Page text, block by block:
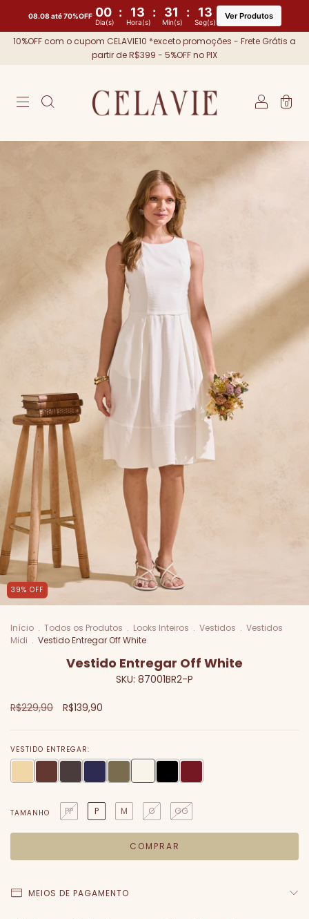
08.08 até 70%OFF 00 : 13 : 31 : 12
Dia(s) Hora(s) Min(s) Seg(s)
Ver Produtos
10%OFF com o cupom CELAVIE10 *exceto promoções - Frete Grátis a
partir de R$399 - 5%OFF no PIX
0
39% OFF
Início . Todos os Produtos . Looks Inteiros . Vestidos . Vestidos
Midi . Vestido Entregar Off White
Vestido Entregar Off White
SKU: 87001BR2-P
R$229,90 R$139,90
VESTIDO ENTREGAR:
TAMANHO PP P M G GG
MEIOS DE PAGAMENTO